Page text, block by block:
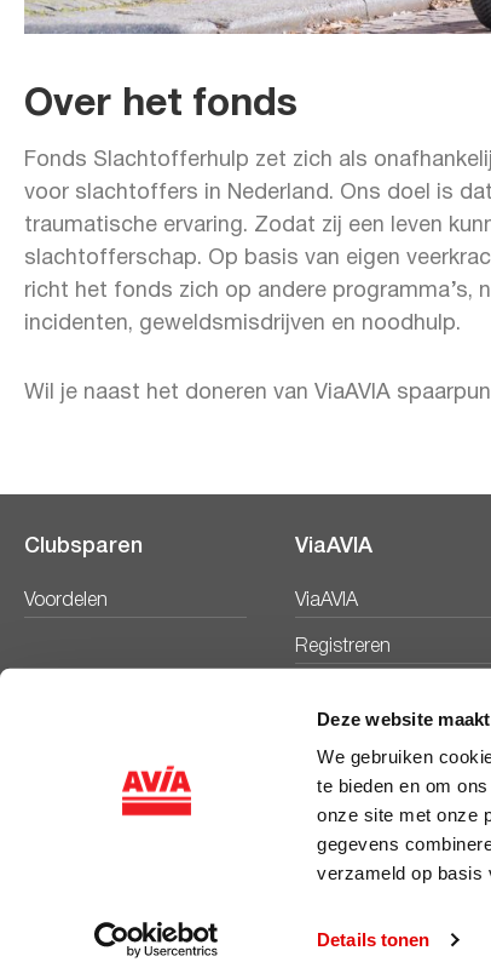
Deze website
We gebruiken
te bieden en om
onze site met onze
gegevens
verzameld op basis
Details tonen
Over het fonds
Fonds Slachtofferhulp zet zich als
voor slachtoffers in Nederland. Ons doel is
traumatische ervaring. Zodat zij een leven
slachtofferschap. Op basis van eigen
richt het fonds zich op andere programma’s,
incidenten, geweldsmisdrijven en noodhulp.
Wil je naast het doneren van ViaAVIA
Clubsparen
Voordelen
ViaAVIA
ViaAVIA
Registreren
© 2026 Coöperatie AVIA Nederland U.A.